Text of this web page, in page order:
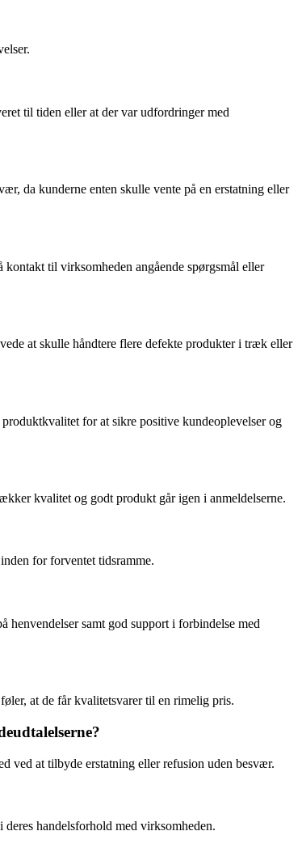
til tiden eller at der var udfordringer med
da kunderne enten skulle vente på en erstatning eller
til virksomheden angående spørgsmål eller
at skulle håndtere flere defekte produkter i træk eller
for at sikre positive kundeoplevelser og
kvalitet og godt produkt går igen i anmeldelserne.
for forventet tidsramme.
samt god support i forbindelse med
at de får kvalitetsvarer til en rimelig pris.
ved at tilbyde erstatning eller refusion uden besvær.
handelsforhold med virksomheden.